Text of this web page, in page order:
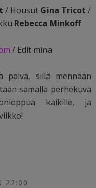
/ Housut Gina Tricot /
Rebecca Minkoff
/ Edit minä
päivä, sillä mennään
samalla perhekuva
kaikille, ja
22:00